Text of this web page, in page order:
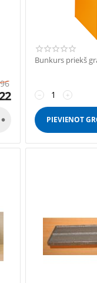
Bunkurs priekš
+
−
PIEVIENOT